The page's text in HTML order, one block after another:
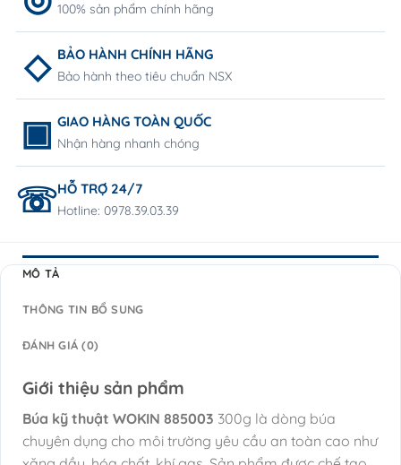
100% sản phẩm chính hãng
BẢO HÀNH CHÍNH HÃNG
Bảo hành theo tiêu chuẩn NSX
GIAO HÀNG TOÀN QUỐC
Nhận hàng nhanh chóng
HỖ TRỢ 24/7
Hotline: 0978.39.03.39
MÔ TẢ
THÔNG TIN BỔ SUNG
ĐÁNH GIÁ (0)
Giới thiệu sản phẩm
Búa kỹ thuật WOKIN 885003 300g là dòng búa
chuyên dụng cho môi trường yêu cầu an toàn cao như